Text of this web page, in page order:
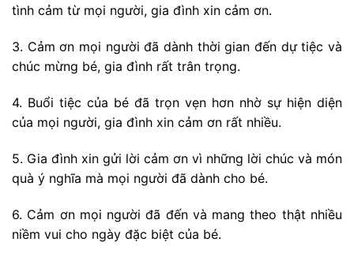
tình cảm từ mọi người, gia đình xin cảm ơn.
3. Cảm ơn mọi người đã dành thời gian đến dự tiệc và
chúc mừng bé, gia đình rất trân trọng.
4. Buổi tiệc của bé đã trọn vẹn hơn nhờ sự hiện diện
của mọi người, gia đình xin cảm ơn rất nhiều.
5. Gia đình xin gửi lời cảm ơn vì những lời chúc và món
quà ý nghĩa mà mọi người đã dành cho bé.
6. Cảm ơn mọi người đã đến và mang theo thật nhiều
niềm vui cho ngày đặc biệt của bé.